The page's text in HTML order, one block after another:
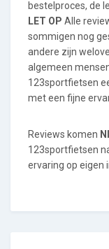
bestelproces, de
LET OP Alle
sommigen nog
andere zijn
algemeen
123sportfietsen
met een fijne
Reviews komen
123sportfietsen
ervaring op eigen